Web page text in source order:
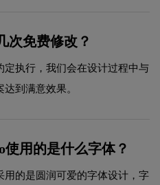
次免费修改？
执行，我们会在设计过程中与
到满意效果。
用的是什么字体？
的是圆润可爱的字体设计，字